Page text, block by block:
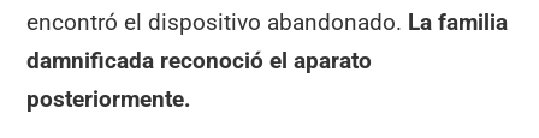
encontró el dispositivo abandonado. La familia
damnificada reconoció el aparato
posteriormente.